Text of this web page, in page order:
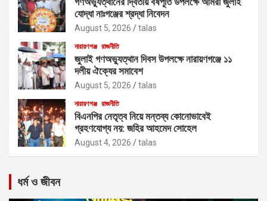
যোদ্ধা নাঃগঞ্জের শ্রদ্ধা নিবেদন
August 5, 2026 talas
নারায়ণগঞ্জ রাজনীতি
জুলাই গণঅভ্যুত্থান দিবস উপলক্ষে নারায়ণগঞ্জে ১১
দলীয় ঐক্যের সমাবেশ
August 5, 2026 talas
নারায়ণগঞ্জ রাজনীতি
বিএনপির নেতৃত্ব নিয়ে মন্তব্য কোনোভাবেই
গ্রহণযোগ্য নয়: জহির আহমেদ সোহেল
August 4, 2026 talas
ধর্ম ও জীবন